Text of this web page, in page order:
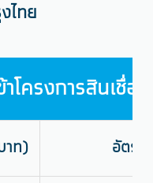
ไทย
าโครงการสินเชื่
าท) อัตรา